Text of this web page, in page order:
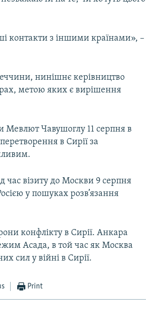
контакти з іншими країнами», –
нинішнє керівництво
метою яких є вирішення
Мевлют Чавушоглу 11 серпня в
в Сирії за
час візиту до Москви 9 серпня
у пошуках розв’язання
конфлікту в Сирії. Анкара
Асада, в той час як Москва
сил у війні в Сирії.
Print